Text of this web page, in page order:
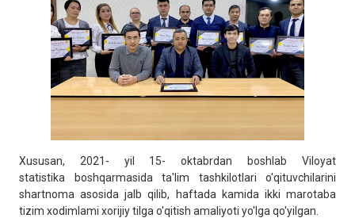
Xususan, 2021- yil 15- oktabrdan boshlab Viloyat
statistika boshqarmasida ta'lim tashkilotlari o'qituvchilarini
shartnoma asosida jalb qilib, haftada kamida ikki marotaba
tizim xodimlami xorijiy tilga o'qitish amaliyoti yo'lga qo'yilgan.